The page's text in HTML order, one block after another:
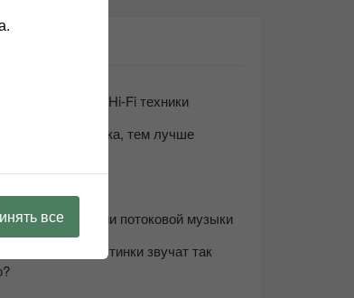
друга в салон Hi-Fi техники
аудиотехника, тем лучше
оптимизации потоковой музыки
виниловые пластинки звучат так
все